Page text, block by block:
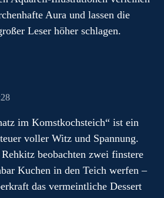
Aura und lassen die
Leser höher schlagen.
im Komstkochsteich“ ist ein
voller Witz und Spannung.
beobachten zwei finstere
Kuchen in den Teich werfen –
das vermeintliche Dessert